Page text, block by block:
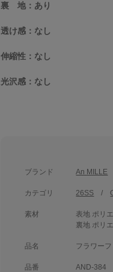
裏 地：あり
透け感：なし
伸縮性：なし
光沢感：なし
ブランド An MILLE
カテゴリ 26SS
素材
表地 ポリ
裏地 ポリ
品名 フラワー
品番 AND-384